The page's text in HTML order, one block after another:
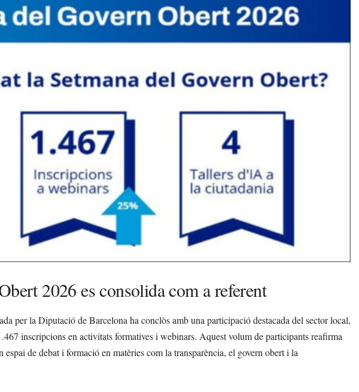
2026 es consolida com a referent
per la Diputació de Barcelona ha conclòs amb una participació destacada del sector local,
inscripcions en activitats formatives i webinars. Aquest volum de participants reafirma
espai de debat i formació en matèries com la transparència, el govern obert i la